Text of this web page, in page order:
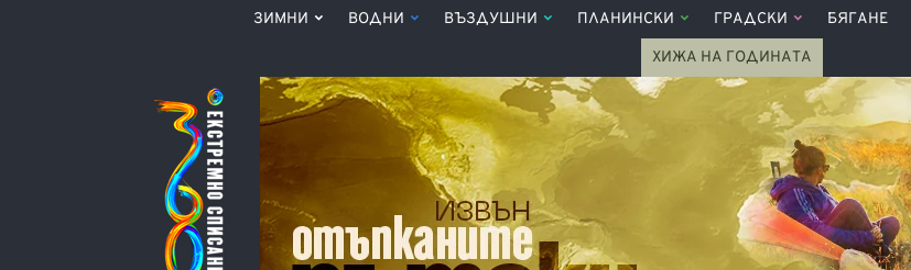
ЗИМНИ ВОДНИ ВЪЗДУШНИ ПЛАНИНСКИ ГРАДСКИ БЯГАНЕ
ХИЖА НА ГОДИНАТА
Списание
360°